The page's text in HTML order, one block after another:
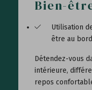
Bien-
Utilisation
être au
Détendez-vous
intérieure,
repos